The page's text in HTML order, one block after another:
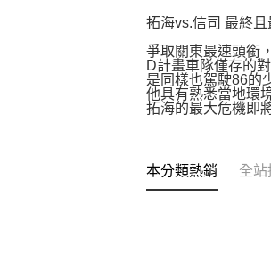
拓海vs.信司 最終且
爭取關東最速頭銜
D計畫車隊僅存的對
是同樣也駕駛86的
他具有熟悉當地環
拓海的最大危機即
本分類熱銷 全站